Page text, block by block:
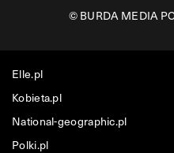
©BURDA MEDIA
Elle.pl
Kobieta.pl
National-geographic.pl
Polki.pl